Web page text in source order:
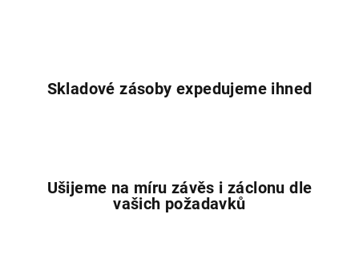
Skladové zásoby expedujeme ihned
Ušijeme na míru závěs i záclonu dle
vašich požadavků